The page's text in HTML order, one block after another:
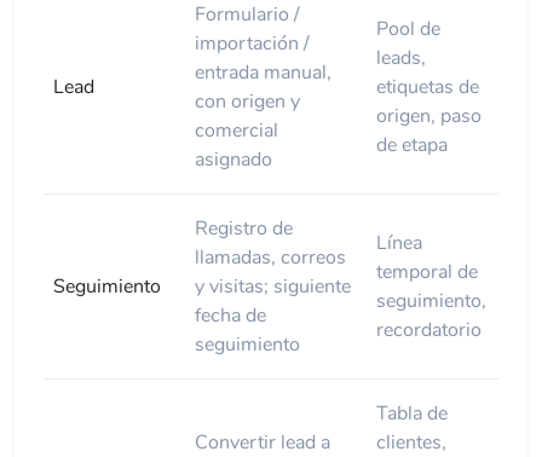
Lead
Formulario /
importación /
entrada manual,
con origen y
comercial
asignado
Pool de
leads,
etiquetas de
origen, paso
de etapa
Seguimiento
Registro de
llamadas, correos
y visitas; siguiente
fecha de
seguimiento
Línea
temporal de
seguimiento,
recordatorio
Convertir lead a
Tabla de
clientes,